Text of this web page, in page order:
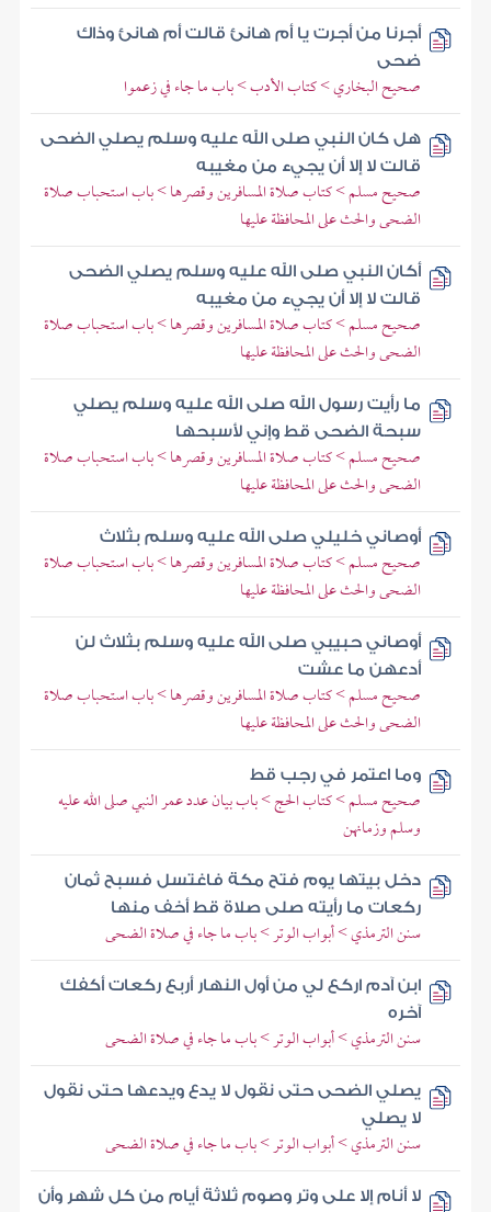
أجرنا من أجرت يا أم هانئ قالت أم هانئ وذاك
ضحى
صحيح البخاري > كتاب الأدب > باب ما جاء في زعموا
هل كان النبي صلى الله عليه وسلم يصلي الضحى
قالت لا إلا أن يجيء من مغيبه
صحيح مسلم > كتاب صلاة المسافرين وقصرها > باب استحباب صلاة
الضحى والحث على المحافظة عليها
أكان النبي صلى الله عليه وسلم يصلي الضحى
قالت لا إلا أن يجيء من مغيبه
صحيح مسلم > كتاب صلاة المسافرين وقصرها > باب استحباب صلاة
الضحى والحث على المحافظة عليها
ما رأيت رسول الله صلى الله عليه وسلم يصلي
سبحة الضحى قط وإني لأسبحها
صحيح مسلم > كتاب صلاة المسافرين وقصرها > باب استحباب صلاة
الضحى والحث على المحافظة عليها
أوصاني خليلي صلى الله عليه وسلم بثلاث
صحيح مسلم > كتاب صلاة المسافرين وقصرها > باب استحباب صلاة
الضحى والحث على المحافظة عليها
أوصاني حبيبي صلى الله عليه وسلم بثلاث لن
أدعهن ما عشت
صحيح مسلم > كتاب صلاة المسافرين وقصرها > باب استحباب صلاة
الضحى والحث على المحافظة عليها
وما اعتمر في رجب قط
صحيح مسلم > كتاب الحج > باب بيان عدد عمر النبي صلى الله عليه
وسلم وزمانهن
دخل بيتها يوم فتح مكة فاغتسل فسبح ثمان
ركعات ما رأيته صلى صلاة قط أخف منها
سنن الترمذي > أبواب الوتر > باب ما جاء في صلاة الضحى
ابن آدم اركع لي من أول النهار أربع ركعات أكفك
آخره
سنن الترمذي > أبواب الوتر > باب ما جاء في صلاة الضحى
يصلي الضحى حتى نقول لا يدع ويدعها حتى نقول
لا يصلي
سنن الترمذي > أبواب الوتر > باب ما جاء في صلاة الضحى
لا أنام إلا على وتر وصوم ثلاثة أيام من كل شهر وأن